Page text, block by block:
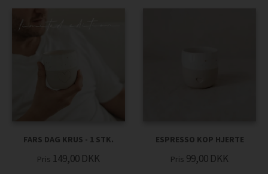
FARS DAG KRUS - 1 STK.
Pris 149,00 DKK
ESPRESSO KOP HJERTE
Pris 99,00 DKK